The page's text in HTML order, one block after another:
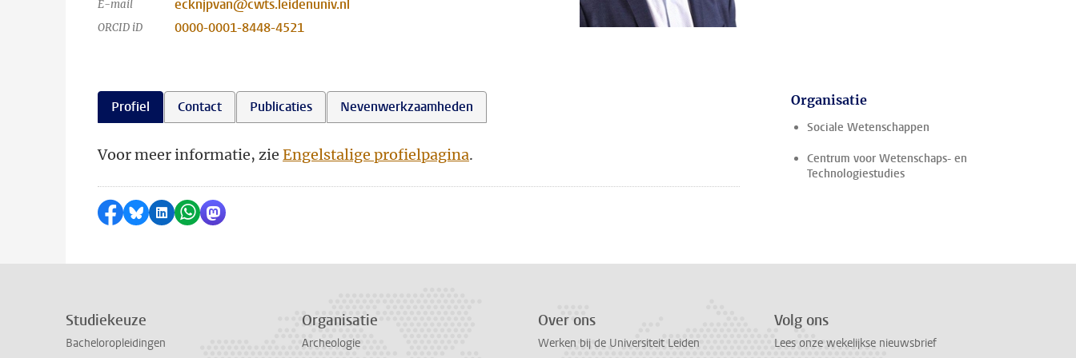
E-mail ecknjpvan@cwts.leidenuniv.nl
ORCID iD 0000-0001-8448-4521
Profiel Contact Publicaties Nevenwerkzaamheden
Voor meer informatie, zie Engelstalige profielpagina.
Delen op Facebook
Delen via Bluesky
Delen op LinkedIn
Delen via WhatsApp
Delen via Mastodon
Organisatie
Sociale Wetenschappen
Centrum voor Wetenschaps- en
Technologiestudies
Studiekeuze
Bacheloropleidingen
Organisatie
Archeologie
Over ons
Werken bij de Universiteit Leiden
Volg ons
Lees onze wekelijkse nieuwsbrief